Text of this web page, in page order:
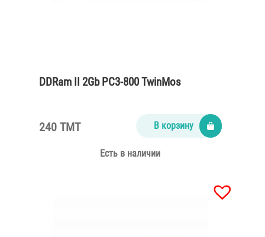
DDRam II 2Gb PC3-800 TwinMos
240 TMT В корзину
Есть в наличии